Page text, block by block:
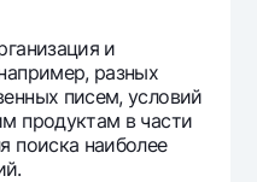
и
разных
писем, условий
продуктам в части
поиска наиболее